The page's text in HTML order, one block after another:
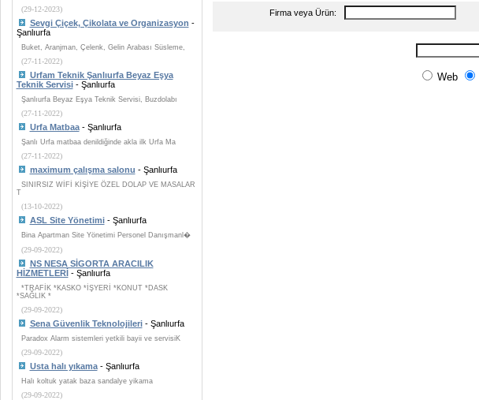
(29-12-2023)
Sevgi Çiçek, Çikolata ve Organizasyon -
Şanlıurfa
Buket, Aranjman, Çelenk, Gelin Arabası Süsleme,
(27-11-2022)
Urfam Teknik Şanlıurfa Beyaz Eşya
Teknik Servisi- Şanlıurfa
Şanlıurfa Beyaz Eşya Teknik Servisi, Buzdolabı
(27-11-2022)
Urfa Matbaa- Şanlıurfa
Şanlı Urfa matbaa denildiğinde akla ilk Urfa Ma
(27-11-2022)
maximum çalışma salonu - Şanlıurfa
SINIRSIZ WİFİ KİŞİYE ÖZEL DOLAP VE MASALAR
T
(13-10-2022)
ASL Site Yönetimi- Şanlıurfa
Bina Apartman Site Yönetimi Personel Danışmanl�
(29-09-2022)
NS NESA SİGORTA ARACILIK
HİZMETLERİ- Şanlıurfa
*TRAFİK *KASKO *İŞYERİ *KONUT *DASK
*SAĞLIK *
(29-09-2022)
Sena Güvenlik Teknolojileri- Şanlıurfa
Paradox Alarm sistemleri yetkili bayii ve servisiK
(29-09-2022)
Usta halı yıkama- Şanlıurfa
Halı koltuk yatak baza sandalye yikama
(29-09-2022)
Firma veya Ürün:
Web